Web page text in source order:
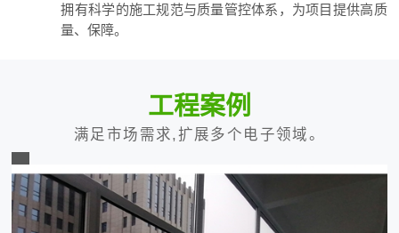
拥有科学的施工规范与质量管控体系，为项目提供高质
量、保障。
工程案例
满足市场需求,扩展多个电子领域。
安泰信产业园区断桥铝门窗